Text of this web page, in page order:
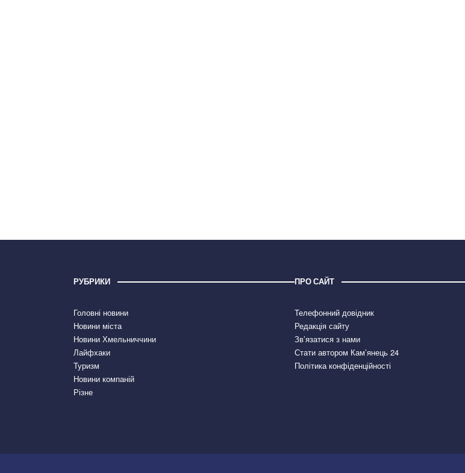
РУБРИКИ
Головні новини
Новини міста
Новини Хмельниччини
Лайфхаки
Туризм
Новини компаній
Різне
ПРО САЙТ
Телефонний довідник
Редакція сайту
Зв’язатися з нами
Стати автором Кам’янець 24
Політика конфіденційності